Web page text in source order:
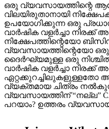
ഒരു വ്യവസായത്തിന്റെ
വിലയിരുതാനായി
ഉപയോഗിക്കുന്ന ഒരു
വാർഷിക വളർച്ചാ നിരക്ക്
നിക്ഷേപത്തിന്റെയോ
വ്യവസായത്തിന്റെയോ
ദൈർഘ്യമുള്ള ഒരു
വാർഷിക വളർച്ചാ
ഏറ്റക്കുറച്ചിലുകളുള്ളതോ
വ്യക്തമായ ചിത്രം
വ്യവസായത്തിന് “നല്ല”
പറയാം? ഉത്തരം